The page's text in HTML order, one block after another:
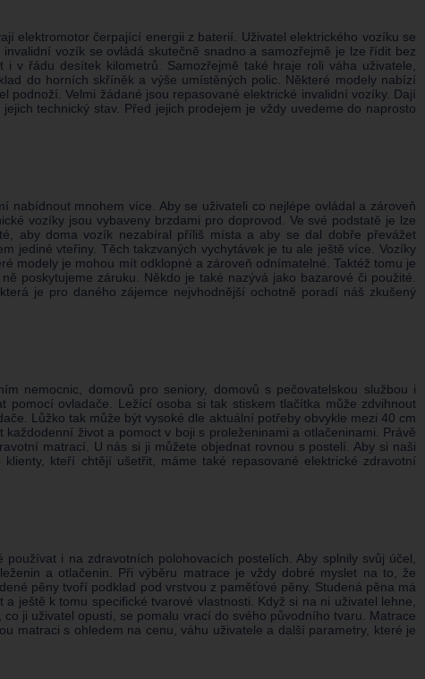
elektromotor čerpající energii z baterií. Uživatel elektrického vozíku se
vozík se ovládá skutečně snadno a samozřejmě je lze řídit bez
v řádu desítek kilometrů. Samozřejmě také hraje roli váha uživatele,
do horních skříněk a výše umístěných polic. Některé modely nabízí
Velmi žádané jsou repasované elektrické invalidní vozíky. Dají
technický stav. Před jejich prodejem je vždy uvedeme do naprosto
mnohem více. Aby se uživateli co nejlépe ovládal a zároveň
vozíky jsou vybaveny brzdami pro doprovod. Ve své podstatě je lze
aby doma vozík nezabíral příliš místa a aby se dal dobře převážet
jediné vteřiny. Těch takzvaných vychytávek je tu ale ještě více. Vozíky
modely je mohou mít odklopné a zároveň odnímatelné. Taktéž tomu je
poskytujeme záruku. Někdo je také nazývá jako bazarové či použité.
je pro daného zájemce nejvhodnější ochotně poradí náš zkušený
nemocnic, domovů pro seniory, domovů s pečovatelskou službou i
ovladače. Ležící osoba si tak stiskem tlačítka může zdvihnout
Lůžko tak může být vysoké dle aktuální potřeby obvykle mezi 40 cm
život a pomoct v boji s proleženinami a otlačeninami. Právě
matrací. U nás si ji můžete objednat rovnou s postelí. Aby si naši
kteří chtějí ušetřit, máme také repasované elektrické zdravotní
i na zdravotních polohovacích postelích. Aby splnily svůj účel,
a otlačenin. Při výběru matrace je vždy dobré myslet na to, že
pěny tvoří podklad pod vrstvou z paměťové pěny. Studená pěna má
ještě k tomu specifické tvarové vlastnosti. Když si na ni uživatel lehne,
ji uživatel opustí, se pomalu vrací do svého původního tvaru. Matrace
matraci s ohledem na cenu, váhu uživatele a další parametry, které je